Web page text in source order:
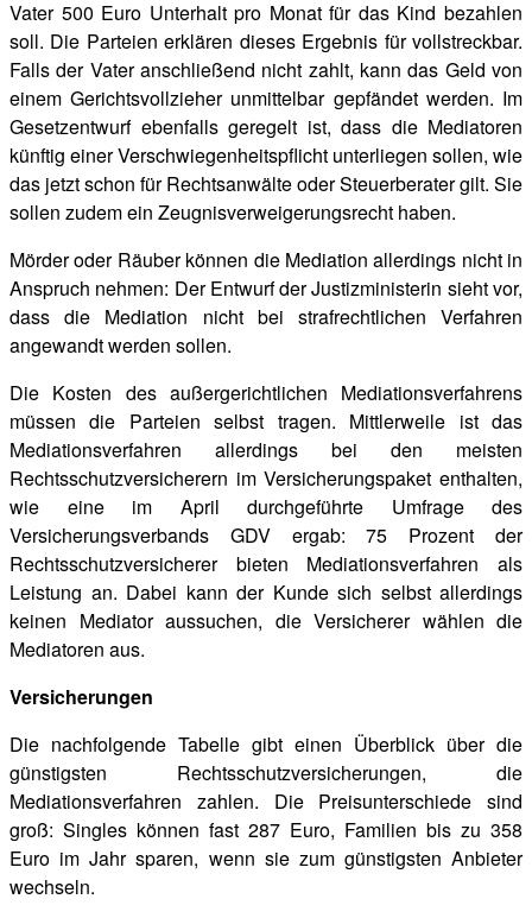
Vater 500 Euro Unterhalt pro Monat für das Kind bezahlen
soll. Die Parteien erklären dieses Ergebnis für vollstreckbar.
Falls der Vater anschließend nicht zahlt, kann das Geld von
einem Gerichtsvollzieher unmittelbar gepfändet werden. Im
Gesetzentwurf ebenfalls geregelt ist, dass die Mediatoren
künftig einer Verschwiegenheitspflicht unterliegen sollen, wie
das jetzt schon für Rechtsanwälte oder Steuerberater gilt. Sie
sollen zudem ein Zeugnisverweigerungsrecht haben.
Mörder oder Räuber können die Mediation allerdings nicht in
Anspruch nehmen: Der Entwurf der Justizministerin sieht vor,
dass die Mediation nicht bei strafrechtlichen Verfahren
angewandt werden sollen.
Die Kosten des außergerichtlichen Mediationsverfahrens
müssen die Parteien selbst tragen. Mittlerweile ist das
Mediationsverfahren allerdings bei den meisten
Rechtsschutzversicherern im Versicherungspaket enthalten,
wie eine im April durchgeführte Umfrage des
Versicherungsverbands GDV ergab: 75 Prozent der
Rechtsschutzversicherer bieten Mediationsverfahren als
Leistung an. Dabei kann der Kunde sich selbst allerdings
keinen Mediator aussuchen, die Versicherer wählen die
Mediatoren aus.
Versicherungen
Die nachfolgende Tabelle gibt einen Überblick über die
günstigsten Rechtsschutzversicherungen, die
Mediationsverfahren zahlen. Die Preisunterschiede sind
groß: Singles können fast 287 Euro, Familien bis zu 358
Euro im Jahr sparen, wenn sie zum günstigsten Anbieter
wechseln.